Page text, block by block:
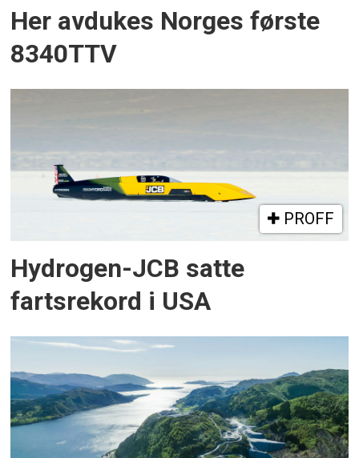
Her avdukes Norges første
8340TTV
PROFF
Hydrogen-JCB satte
fartsrekord i USA